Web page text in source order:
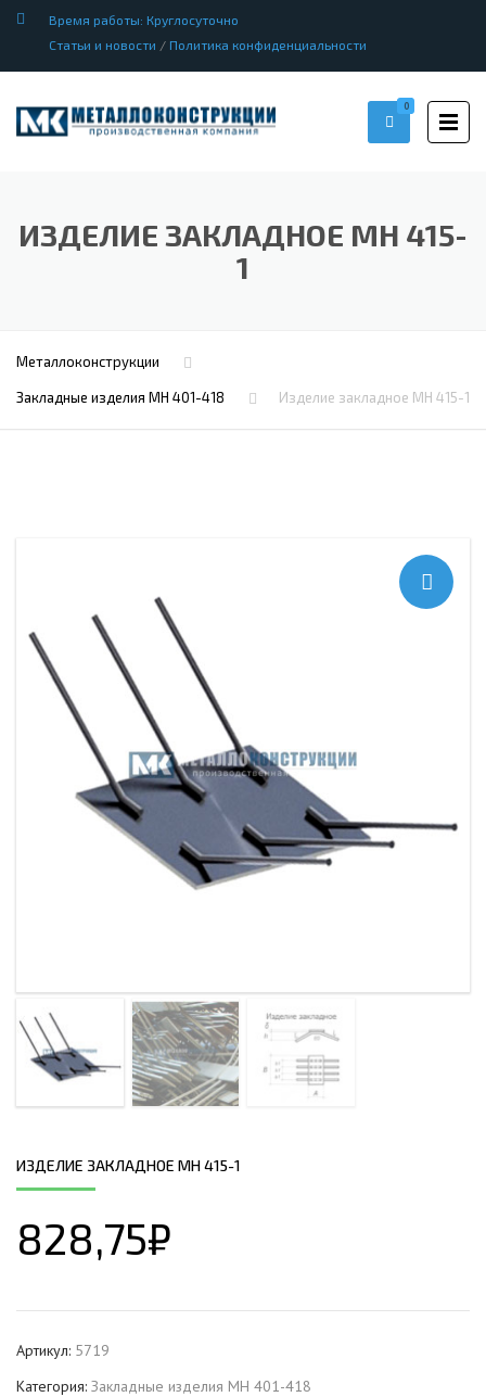
Время работы: Круглосуточно
Статьи и новости / Политика конфиденциальности
0
ИЗДЕЛИЕ ЗАКЛАДНОЕ МН 415-
1
Металлоконструкции
Закладные изделия МН 401-418 Изделие закладное МН 415-1
ИЗДЕЛИЕ ЗАКЛАДНОЕ МН 415-1
828,75₽
Артикул: 5719
Категория: Закладные изделия МН 401-418